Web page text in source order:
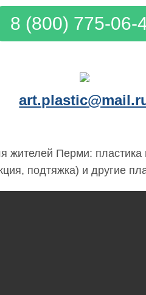
8 (800) 775-06-
жителей Перми:
подтяжка) и другие